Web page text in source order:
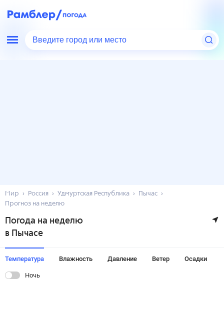
Введите город или место
Мир Россия Удмуртская Республика
Пычас
Прогноз на неделю
Погода на неделю
в Пычасе
Температура Влажность Давление Ветер Осадки
Ночь